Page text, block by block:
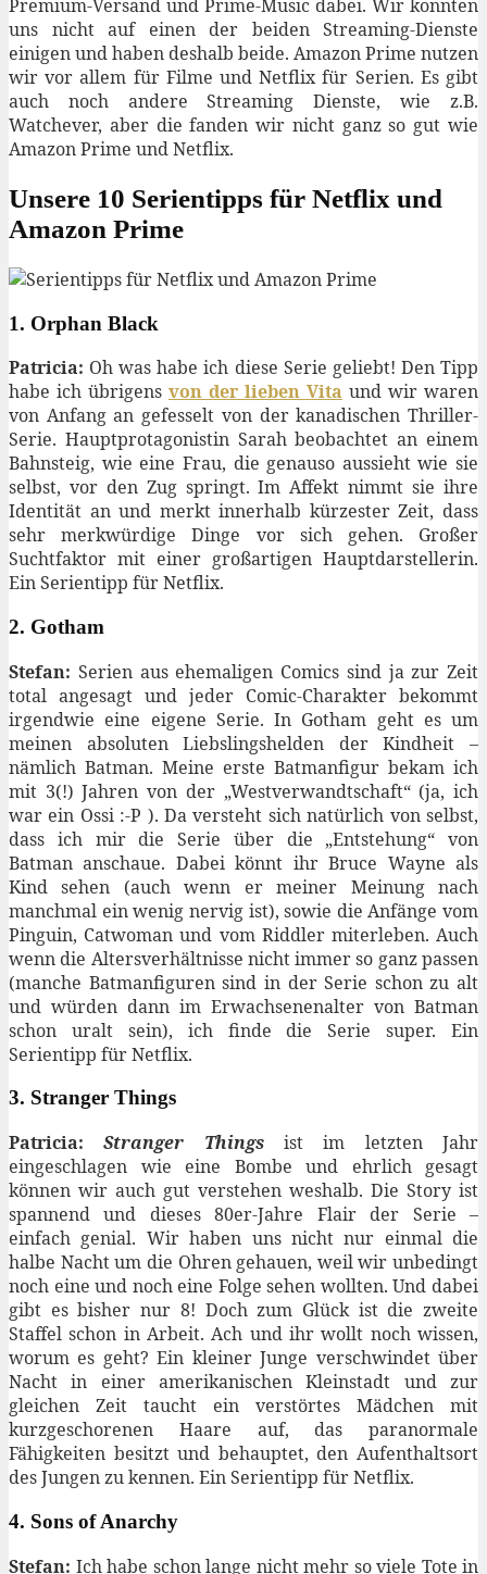
Premium-Versand und Prime-Music dabei. Wir konnten
uns nicht auf einen der beiden Streaming-Dienste
einigen und haben deshalb beide. Amazon Prime nutzen
wir vor allem für Filme und Netflix für Serien. Es gibt
auch noch andere Streaming Dienste, wie z.B.
Watchever, aber die fanden wir nicht ganz so gut wie
Amazon Prime und Netflix.
Unsere 10 Serientipps für Netflix und
Amazon Prime
1. Orphan Black
Patricia: Oh was habe ich diese Serie geliebt! Den Tipp
habe ich übrigens von der lieben Vita und wir waren
von Anfang an gefesselt von der kanadischen Thriller-
Serie. Hauptprotagonistin Sarah beobachtet an einem
Bahnsteig, wie eine Frau, die genauso aussieht wie sie
selbst, vor den Zug springt. Im Affekt nimmt sie ihre
Identität an und merkt innerhalb kürzester Zeit, dass
sehr merkwürdige Dinge vor sich gehen. Großer
Suchtfaktor mit einer großartigen Hauptdarstellerin.
Ein Serientipp für Netflix.
2. Gotham
Stefan: Serien aus ehemaligen Comics sind ja zur Zeit
total angesagt und jeder Comic-Charakter bekommt
irgendwie eine eigene Serie. In Gotham geht es um
meinen absoluten Liebslingshelden der Kindheit –
nämlich Batman. Meine erste Batmanfigur bekam ich
mit 3(!) Jahren von der „Westverwandtschaft“ (ja, ich
war ein Ossi :-P ). Da versteht sich natürlich von selbst,
dass ich mir die Serie über die „Entstehung“ von
Batman anschaue. Dabei könnt ihr Bruce Wayne als
Kind sehen (auch wenn er meiner Meinung nach
manchmal ein wenig nervig ist), sowie die Anfänge vom
Pinguin, Catwoman und vom Riddler miterleben. Auch
wenn die Altersverhältnisse nicht immer so ganz passen
(manche Batmanfiguren sind in der Serie schon zu alt
und würden dann im Erwachsenenalter von Batman
schon uralt sein), ich finde die Serie super. Ein
Serientipp für Netflix.
3. Stranger Things
Patricia: Stranger Thingsist im letzten Jahr
eingeschlagen wie eine Bombe und ehrlich gesagt
können wir auch gut verstehen weshalb. Die Story ist
spannend und dieses 80er-Jahre Flair der Serie –
einfach genial. Wir haben uns nicht nur einmal die
halbe Nacht um die Ohren gehauen, weil wir unbedingt
noch eine und noch eine Folge sehen wollten. Und dabei
gibt es bisher nur 8! Doch zum Glück ist die zweite
Staffel schon in Arbeit. Ach und ihr wollt noch wissen,
worum es geht? Ein kleiner Junge verschwindet über
Nacht in einer amerikanischen Kleinstadt und zur
gleichen Zeit taucht ein verstörtes Mädchen mit
kurzgeschorenen Haare auf, das paranormale
Fähigkeiten besitzt und behauptet, den Aufenthaltsort
des Jungen zu kennen. Ein Serientipp für Netflix.
4. Sons of Anarchy
Stefan: Ich habe schon lange nicht mehr so viele Tote in